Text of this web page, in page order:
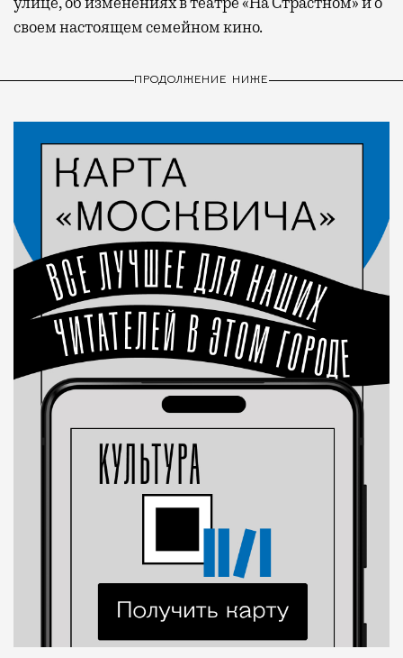
своем настоящем семейном кино.
ПРОДОЛЖЕНИЕ НИЖЕ